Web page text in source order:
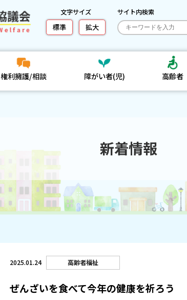
文字サイズ
標準 拡大
サイト内検索
権利擁護/相談 障がい者(児) 高齢者
新着情報
2025.01.24 高齢者福祉
ぜんざいを食べて今年の健康を祈ろう